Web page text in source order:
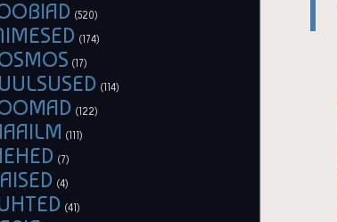
(520)
(174)
(17)
(114)
(122)
(111)
(7)
(4)
(41)